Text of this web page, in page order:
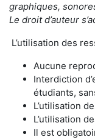
graphiques,
Le droit d’auteur
L’utilisation des
Aucune
Interdiction
étudiants,
L’utilisation
L’utilisation
Il est